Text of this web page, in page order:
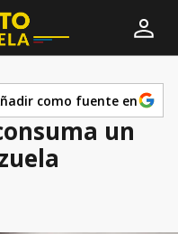
como fuente en
un